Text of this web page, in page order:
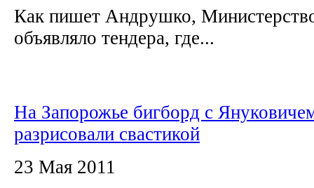
Как пишет Андрушко,
объявляло тендера, где...
На Запорожье бигборд с
разрисовали свастикой
23 Мая 2011